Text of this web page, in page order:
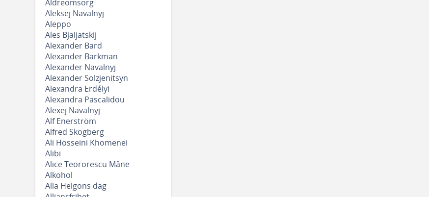
Äldreomsorg
Aleksej Navalnyj
Aleppo
Ales Bjaljatskij
Alexander Bard
Alexander Barkman
Alexander Navalnyj
Alexander Solzjenitsyn
Alexandra Erdélyi
Alexandra Pascalidou
Alexej Navalnyj
Alf Enerström
Alfred Skogberg
Ali Hosseini Khomenei
Alibi
Alice Teororescu Måne
Alkohol
Alla Helgons dag